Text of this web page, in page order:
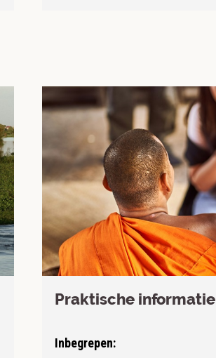
Praktische informatie
Inbegrepen: